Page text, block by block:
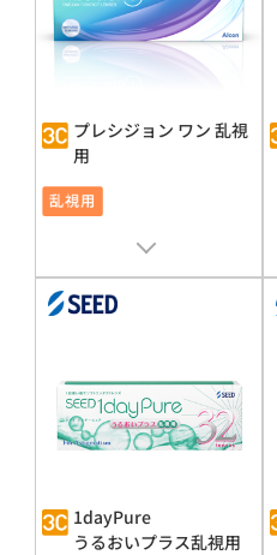
プレシジョン ワン 乱視
用
承認番号 : 30100BZX00247000
1dayPure
うるおいプラス乱視用